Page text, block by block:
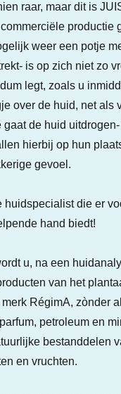
raar, maar dit is
productie
weer een potje
is op zich niet zo
legt, zoals u
over de huid, net als
gaat de huid
hierbij op hun
gevoel.
huidspecialist die er
hand biedt!
u, na een
van het
RégimA, zònder
petroleum en
bestanddelen
en vruchten.